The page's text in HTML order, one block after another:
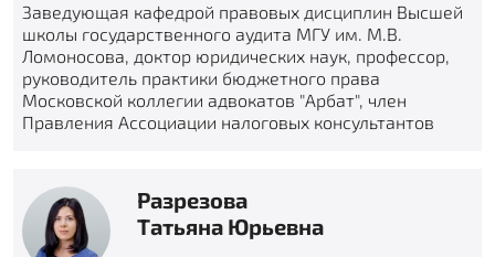
Заведующая кафедрой правовых дисциплин Высшей
школы государственного аудита МГУ им. М.В.
Ломоносова, доктор юридических наук, профессор,
руководитель практики бюджетного права
Московской коллегии адвокатов "Арбат", член
Правления Ассоциации налоговых консультантов
Разрезова
Татьяна Юрьевна